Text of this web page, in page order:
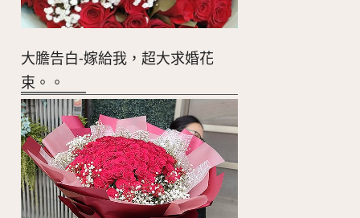
大膽告白-嫁給我，超大求婚花
束。。